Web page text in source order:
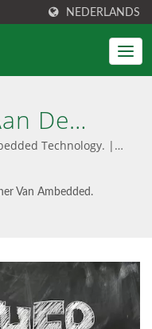
NEDERLANDS
De
Van
Promoties
TCO -
Technology. |
enterprise
Van Ambedded.